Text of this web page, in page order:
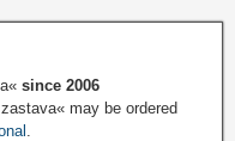
since 2006
may be ordered